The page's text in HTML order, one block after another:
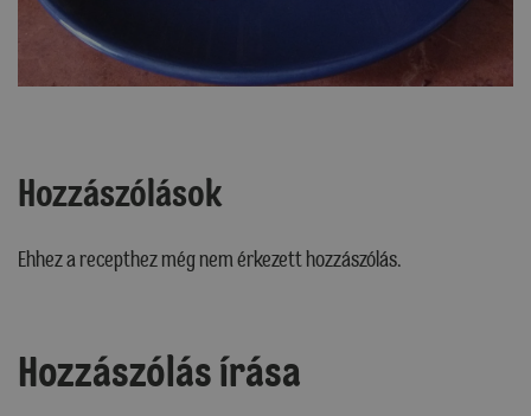
Hozzászólások
Ehhez a recepthez még nem érkezett hozzászólás.
Hozzászólás írása